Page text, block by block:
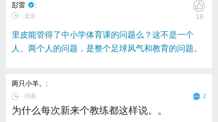
彭雷 :
∙ 北京 18
里皮能管得了中小学体育课的问题么？这不是一个
人、两个人的问题，是整个足球风气和教育的问题。
两只小羊。 :
∙河南 2
为什么每次新来个教练都这样说。。